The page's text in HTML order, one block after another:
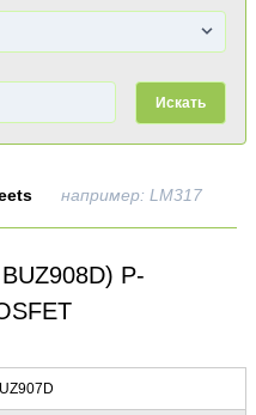
Искать
например: LM317
P-